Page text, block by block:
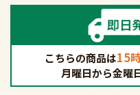
こちらの商品は15
月曜日から金曜